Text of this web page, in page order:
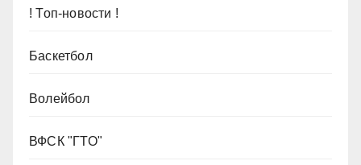
! Топ-новости !
Баскетбол
Волейбол
ВФСК "ГТО"